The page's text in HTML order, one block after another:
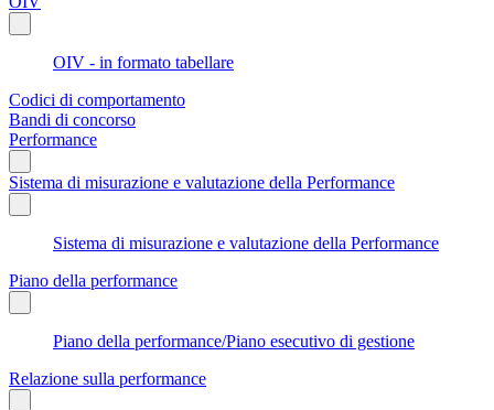
OIV - in formato tabellare
Codici di comportamento
Bandi di concorso
Performance
Sistema di misurazione e valutazione della Performance
Sistema di misurazione e valutazione della Performance
Piano della performance
Piano della performance/Piano esecutivo di gestione
Relazione sulla performance